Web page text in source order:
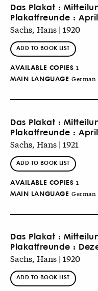
Das Plakat :
Plakatfreunde :
Sachs, Hans | 1920
ADD TO BOOK LIST
AVAILABLE COPIES 1
MAIN LANGUAGE German
Das Plakat :
Plakatfreunde : April
Sachs, Hans | 1921
ADD TO BOOK LIST
AVAILABLE COPIES 1
MAIN LANGUAGE German
Das Plakat :
Plakatfreunde :
Sachs, Hans | 1920
ADD TO BOOK LIST